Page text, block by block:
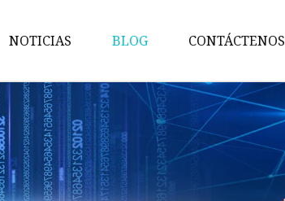
NOTICIAS BLOG CONTÁCTENOS